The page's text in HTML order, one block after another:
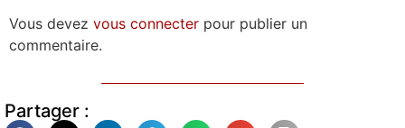
Vous devez vous connecter pour publier un
commentaire.
Partager :